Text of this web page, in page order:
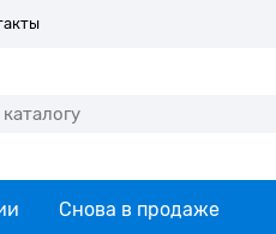
Снова в продаже